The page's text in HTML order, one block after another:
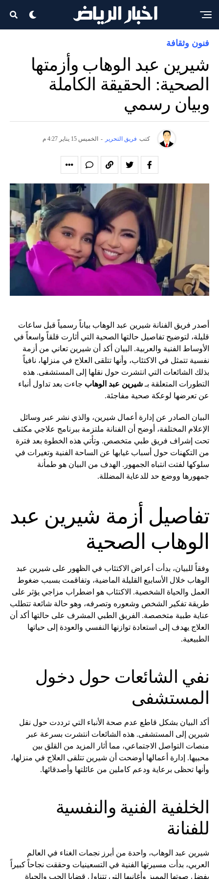
فنون وثقافة
شيرين عبد الوهاب وأزمتها
الصحية: الحقيقة الكاملة
وبيان رسمي
كتب فريق التحرير - الخميس 15 يناير 4:27 م
أصدر فريق الفنانة شيرين عبد الوهاب بياناً رسمياً قبل ساعات
قليلة، لتوضيح تفاصيل حالتها الصحية التي أثارت قلقاً واسعاً في
الأوساط الفنية والعربية. البيان أكد أن شيرين تعاني من أزمة
نفسية تتمثل في الاكتئاب، وأنها تتلقى العلاج في منزلها، نافياً
بذلك الشائعات التي انتشرت حول نقلها إلى المستشفى. هذه
التطورات المتعلقة بـ شيرين عبد الوهاب جاءت بعد تداول أنباء
عن تعرضها لوعكة صحية مفاجئة.
البيان الصادر عن إدارة أعمال شيرين، والذي نشر عبر وسائل
الإعلام المختلفة، أوضح أن الفنانة ملتزمة ببرنامج علاجي مكثف
تحت إشراف فريق طبي متخصص. وتأتي هذه الخطوة بعد فترة
من التكهنات حول أسباب غيابها عن الساحة الفنية وتغيرات في
سلوكها لفتت انتباه الجمهور. الهدف من البيان هو طمأنة
جمهورها ووضع حد للدعاية المضللة.
تفاصيل أزمة شيرين عبد
الوهاب الصحية
وفقاً للبيان، بدأت أعراض الاكتئاب في الظهور على شيرين عبد
الوهاب خلال الأسابيع القليلة الماضية، وتفاقمت بسبب ضغوط
العمل والحياة الشخصية. الاكتئاب هو اضطراب مزاجي يؤثر على
طريقة تفكير الشخص وشعوره وتصرفه، وهو حالة شائعة تتطلب
عناية طبية متخصصة. الفريق الطبي المشرف على حالتها أكد أن
العلاج يهدف إلى استعادة توازنها النفسي والعودة إلى حياتها
الطبيعية.
نفي الشائعات حول دخول
المستشفى
أكد البيان بشكل قاطع عدم صحة الأنباء التي ترددت حول نقل
شيرين إلى المستشفى. هذه الشائعات انتشرت بسرعة عبر
منصات التواصل الاجتماعي، مما أثار المزيد من القلق بين
محبيها. إدارة أعمالها أوضحت أن شيرين تتلقى العلاج في منزلها،
وأنها تحظى برعاية ودعم كاملين من عائلتها وأصدقائها.
الخلفية الفنية والنفسية
للفنانة
شيرين عبد الوهاب، واحدة من أبرز نجمات الغناء في العالم
العربي، بدأت مسيرتها الفنية في التسعينيات وحققت نجاحاً كبيراً
بفضل صوتها المميز وأغانيها التي تتناول قضايا الحب والحياة